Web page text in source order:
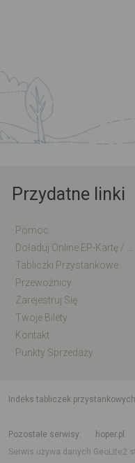
Przydatne linki
Pomoc
Tabliczki Przystankowe
Przewoźnicy
Zarejestruj Się
Twoje Bilety
Kontakt
Punkty Sprzedaży
indeks tabliczek przystankowych
Pozostałe serwisy
hoper.pl
Serwis używa danych GeoLite2